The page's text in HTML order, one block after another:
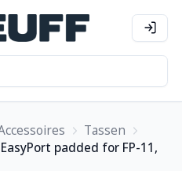
Tassen
padded for FP-11,